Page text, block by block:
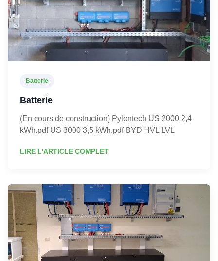
Batterie
Batterie
(En cours de construction) Pylontech US 2000 2,4
kWh.pdf US 3000 3,5 kWh.pdf BYD HVL LVL
LIRE L'ARTICLE COMPLET